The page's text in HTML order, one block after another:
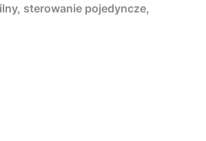
sterowanie pojedyncze,